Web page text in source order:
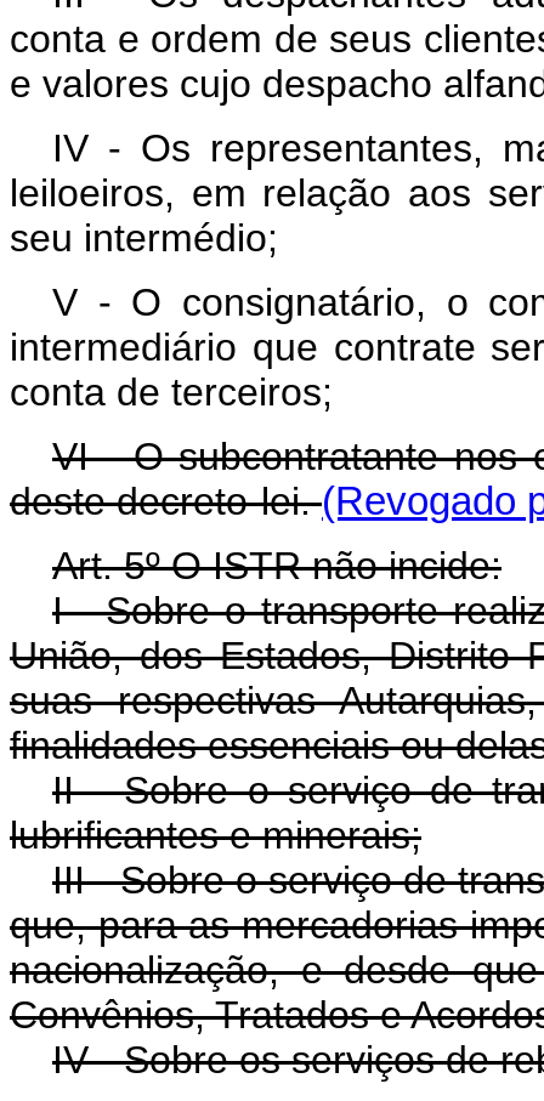
conta e ordem de seus
e valores cujo despacho
IV - Os representantes,
leiloeiros, em relação aos
seu intermédio;
V - O consignatário, o
intermediário que contrate
conta de terceiros;
VI - O subcontratante nos
deste decreto-lei.(Revogado
Art. 5º O ISTR não incide:
I - Sobre o transporte
União, dos Estados, Distrito
suas respectivas
finalidades essenciais ou
II - Sobre o serviço de
lubrificantes e minerais;
III - Sobre o serviço de
que, para as mercadorias
nacionalização, e desde
Convênios, Tratados e
IV - Sobre os serviços de